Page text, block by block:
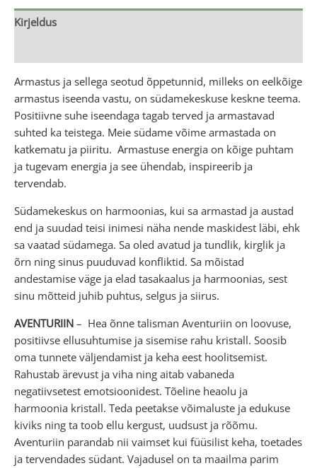
Kirjeldus
Armastus ja sellega seotud õppetunnid, milleks on eelkõige
armastus iseenda vastu, on südamekeskuse keskne teema.
Positiivne suhe iseendaga tagab terved ja armastavad
suhted ka teistega. Meie südame võime armastada on
katkematu ja piiritu. Armastuse energia on kõige puhtam
ja tugevam energia ja see ühendab, inspireerib ja
tervendab.
Südamekeskus on harmoonias, kui sa armastad ja austad
end ja suudad teisi inimesi näha nende maskidest läbi, ehk
sa vaatad südamega. Sa oled avatud ja tundlik, kirglik ja
õrn ning sinus puuduvad konfliktid. Sa mõistad
andestamise väge ja elad tasakaalus ja harmoonias, sest
sinu mõtteid juhib puhtus, selgus ja siirus.
AVENTURIIN – Hea õnne talisman Aventuriin on loovuse,
positiivse ellusuhtumise ja sisemise rahu kristall. Soosib
oma tunnete väljendamist ja keha eest hoolitsemist.
Rahustab ärevust ja viha ning aitab vabaneda
negatiivsetest emotsioonidest. Tõeline heaolu ja
harmoonia kristall. Teda peetakse võimaluste ja edukuse
kiviks ning ta toob ellu kergust, uudsust ja rõõmu.
Aventuriin parandab nii vaimset kui füüsilist keha, toetades
ja tervendades südant. Vajadusel on ta maailma parim